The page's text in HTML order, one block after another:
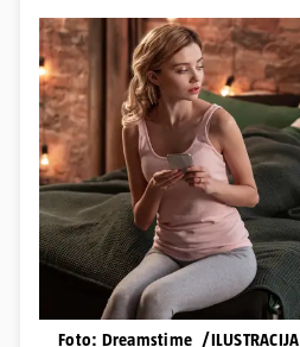
Foto: Dreamstime_/ILUSTRACIJA